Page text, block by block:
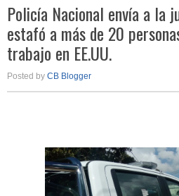
Policía Nacional envía a la
estafó a más de 20
trabajo en EE.UU.
Posted by CB Blogger